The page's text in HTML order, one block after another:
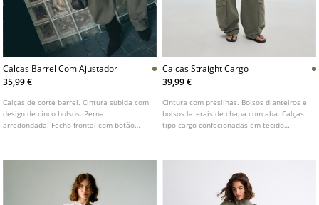
Calcas Barrel Com Ajustador
35,99 €
Calças de corte barrel. Cintura subida com
design de cinco bolsos. Perna
arredondada. Fecho frontal com botão
Calcas Straight Cargo
39,99 €
Cintura com presilhas. Bolsos dianteiros e
bolsos laterais de chapa com aba. Calças
tipo cargo confecionadas em tecido
duplo. Detalhe de botões de pressão nos